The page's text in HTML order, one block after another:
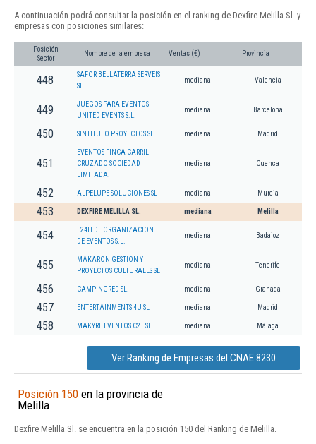
A continuación podrá consultar la posición en el ranking de Dexfire Melilla Sl. y
empresas con posiciones similares:
Posición
Sector
Nombre de la empresa Ventas (€) Provincia
448
SAFOR BELLATERRA SERVEIS
SL
mediana Valencia
449
JUEGOS PARA EVENTOS
UNITED EVENTS S.L.
mediana Barcelona
450 SINTITULO PROYECTOS SL mediana Madrid
451
EVENTOS FINCA CARRIL
CRUZADO SOCIEDAD
LIMITADA.
mediana Cuenca
452 ALPELUPE SOLUCIONES SL mediana Murcia
453 DEXFIRE MELILLA SL. mediana Melilla
454
E24H DE ORGANIZACION
DE EVENTOS S.L.
mediana Badajoz
455
MAKARON GESTION Y
PROYECTOS CULTURALES SL
mediana Tenerife
456 CAMPINGRED SL. mediana Granada
457 ENTERTAINMENTS 4U SL mediana Madrid
458 MAKYRE EVENTOS C2T SL. mediana Málaga
Ver Ranking de Empresas del CNAE 8230
Posición 150 en la provincia de
Melilla
Dexfire Melilla Sl. se encuentra en la posición 150 del Ranking de Melilla.